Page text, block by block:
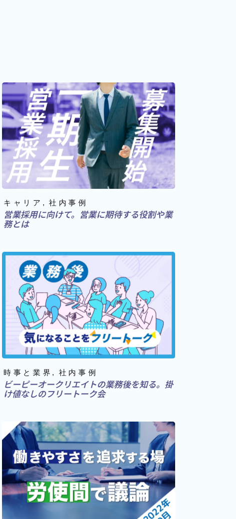
キャリア 社内事例
営業採用に向けて。営業に期待する役割や業
務とは
時事と業界 社内事例
ビーピーオークリエイトの業務後を知る。掛
け値なしのフリートーク会